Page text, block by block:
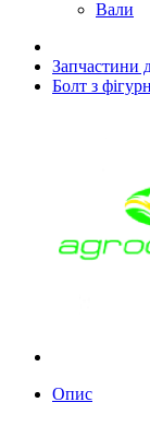
Вали
Запчастини
Болт з
Опис